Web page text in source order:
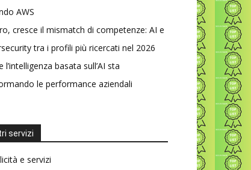
AWS
cresce il mismatch di competenze: AI e
tra i profili più ricercati nel 2026
l’intelligenza basata sull’AI sta
le performance aziendali
servizi
e servizi